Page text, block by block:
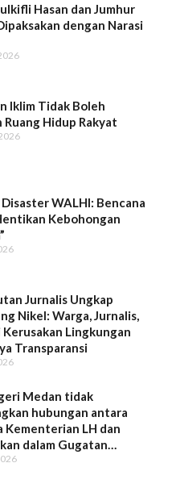
Hasan dan Jumhur
dengan Narasi
Iklim Tidak Boleh
Hidup Rakyat
WALHI: Bencana
Kebohongan
Jurnalis Ungkap
Nikel: Warga, Jurnalis,
Kerusakan Lingkungan
Transparansi
Medan tidak
hubungan antara
Kementerian LH dan
dalam Gugatan